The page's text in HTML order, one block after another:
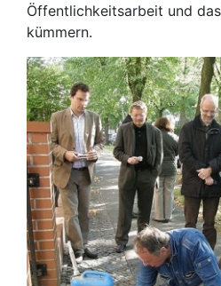
Öffentlichkeitsarbeit und
kümmern.